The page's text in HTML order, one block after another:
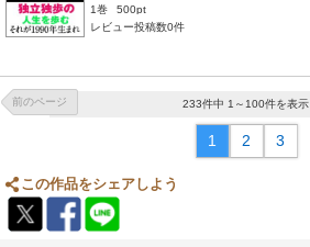
1巻
500pt
レビュー投稿数0件
前のページ 233件中 1～100件を表示
1 2 3
この作品をシェアしよう